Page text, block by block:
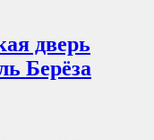
дверь
Берёза